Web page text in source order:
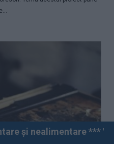
*** Vânzări angro și